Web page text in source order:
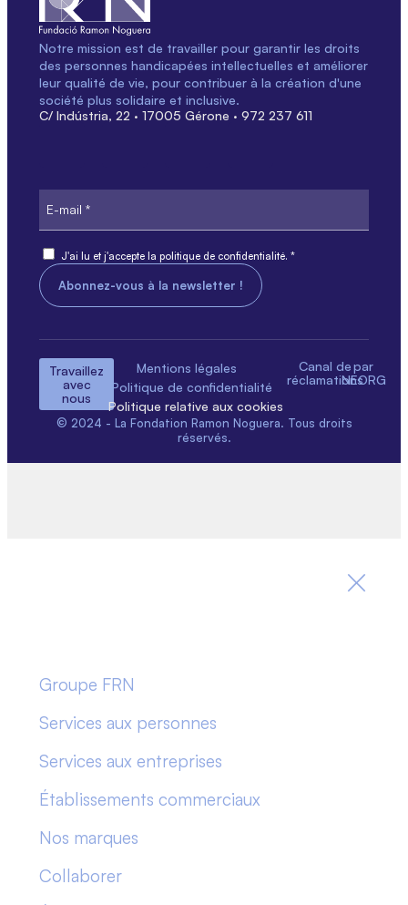
Notre mission est de travailler pour garantir les droits
des personnes handicapées intellectuelles et améliorer
leur qualité de vie, pour contribuer à la création d'une
société plus solidaire et inclusive.
C/ Indústria, 22 · 17005 Gérone · 972 237 611
mail
Consentement
J'ai lu et j'accepte la politique de confidentialité. *
Travaillez
avec
nous
Mentions légales
Politique de confidentialité
Politique relative aux cookies
Canal de
réclamations
par
NEORG
© 2024 - La Fondation Ramon Noguera. Tous droits
réservés.
Groupe FRN
Services aux personnes
Services aux entreprises
Établissements commerciaux
Nos marques
Collaborer